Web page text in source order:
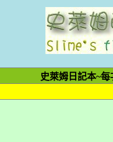
史萊姆日記本~